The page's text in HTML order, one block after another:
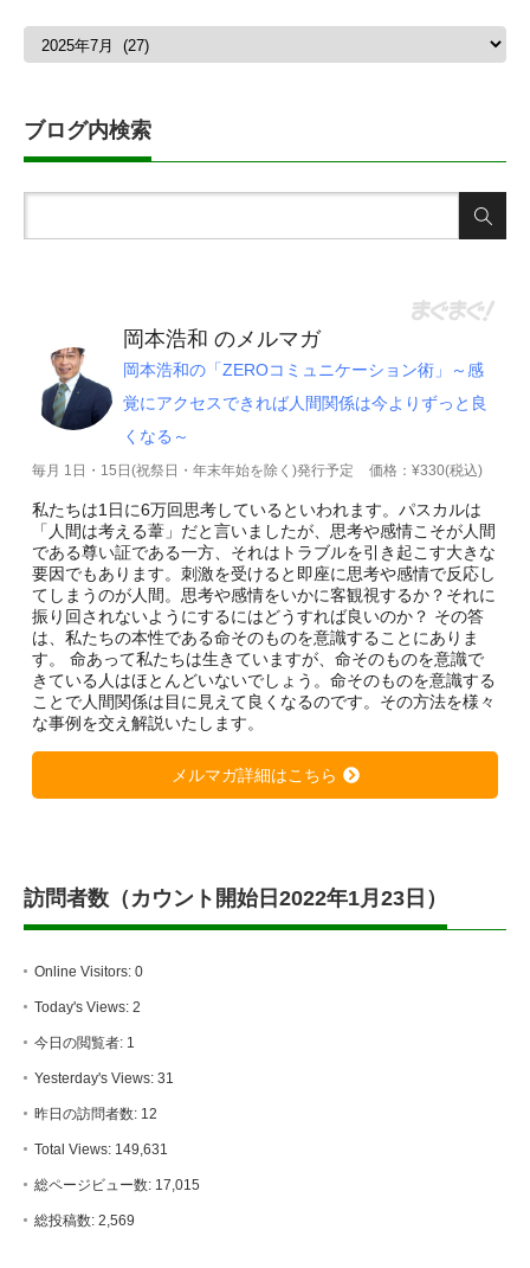
月
イ
ブ
ブログ内検索
岡本浩和 のメルマガ
岡本浩和の「ZEROコミュニケーション術」～感
覚にアクセスできれば人間関係は今よりずっと良
くなる～
毎月 1日・15日(祝祭日・年末年始を除く)発行予定 価格：¥330(税込)
私たちは1日に6万回思考しているといわれます。パスカルは
「人間は考える葦」だと言いましたが、思考や感情こそが人間
である尊い証である一方、それはトラブルを引き起こす大きな
要因でもあります。刺激を受けると即座に思考や感情で反応し
てしまうのが人間。思考や感情をいかに客観視するか？それに
振り回されないようにするにはどうすれば良いのか？ その答
は、私たちの本性である命そのものを意識することにありま
す。 命あって私たちは生きていますが、命そのものを意識で
きている人はほとんどいないでしょう。命そのものを意識する
ことで人間関係は目に見えて良くなるのです。その方法を様々
な事例を交え解説いたします。
メルマガ詳細はこちら
訪問者数（カウント開始日2022年1月23日）
Online Visitors: 0
Today's Views: 2
今日の閲覧者: 1
Yesterday's Views: 31
昨日の訪問者数: 12
Total Views: 149,631
総ページビュー数: 17,015
総投稿数: 2,569